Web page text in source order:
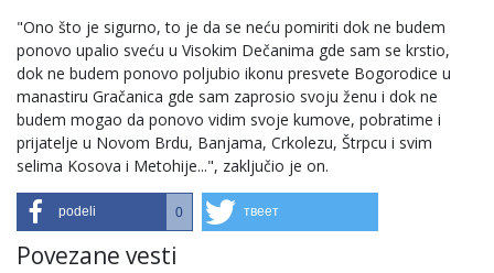
"Ono što je sigurno, to je da se neću pomiriti dok ne budem
ponovo upalio sveću u Visokim Dečanima gde sam se krstio,
dok ne budem ponovo poljubio ikonu presvete Bogorodice u
manastiru Gračanica gde sam zaprosio svoju ženu i dok ne
budem mogao da ponovo vidim svoje kumove, pobratime i
prijatelje u Novom Brdu, Banjama, Crkolezu, Štrpcu i svim
selima Kosova i Metohije...", zaključio je on.
podeli 0 твеет
Povezane vesti